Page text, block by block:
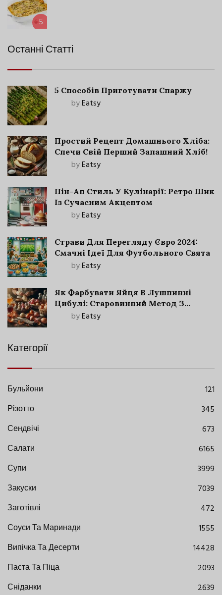
5
Останні Статті
5 Способів Приготувати Спаржу
byEatsy
Простий Рецепт Домашнього Хліба:
Спечи Свій Перший Запашний Хліб!
byEatsy
Пін-Ап Стиль У Кулінарії: Ретро Шик
Із Сучасним Акцентом
byEatsy
Страви Для Перегляду Євро 2024:
Смачні Ідеї Для Футбольного Свята
byEatsy
Як Фарбувати Яйця В Лушпинні
Цибулі: Старовинний Метод З
Сучасними Нюансами
byEatsy
Категорії
Бульйони
121
Різотто
345
Сендвічі
673
Салати
6165
Супи
3999
Закуски
7039
Заготівлі
472
Соуси Та Маринади
1555
Випічка Та Десерти
14428
Паста Та Піца
2093
Сніданки
2639